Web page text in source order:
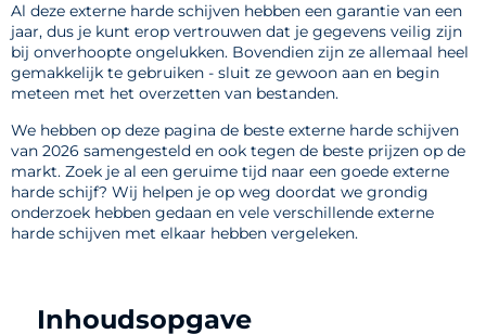
Al deze externe harde schijven hebben een garantie van een
jaar, dus je kunt erop vertrouwen dat je gegevens veilig zijn
bij onverhoopte ongelukken. Bovendien zijn ze allemaal heel
gemakkelijk te gebruiken - sluit ze gewoon aan en begin
meteen met het overzetten van bestanden.
We hebben op deze pagina de beste externe harde schijven
van 2026 samengesteld en ook tegen de beste prijzen op de
markt. Zoek je al een geruime tijd naar een goede externe
harde schijf? Wij helpen je op weg doordat we grondig
onderzoek hebben gedaan en vele verschillende externe
harde schijven met elkaar hebben vergeleken.
Inhoudsopgave